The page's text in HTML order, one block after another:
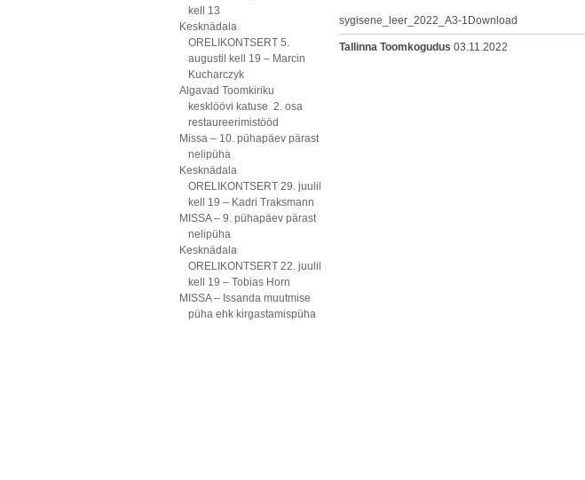
kell 13
Kesknädala
ORELIKONTSERT 5.
augustil kell 19 – Marcin
Kucharczyk
Algavad Toomkiriku
kesklöövi katuse 2. osa
restaureerimistööd
Missa – 10. pühapäev pärast
nelipüha
Kesknädala
ORELIKONTSERT 29. juulil
kell 19 – Kadri Traksmann
MISSA – 9. pühapäev pärast
nelipüha
Kesknädala
ORELIKONTSERT 22. juulil
kell 19 – Tobias Horn
MISSA – Issanda muutmise
püha ehk kirgastamispüha
sygisene_leer_2022_A3-1 Download
Tallinna Toomkogudus 03.11.2022